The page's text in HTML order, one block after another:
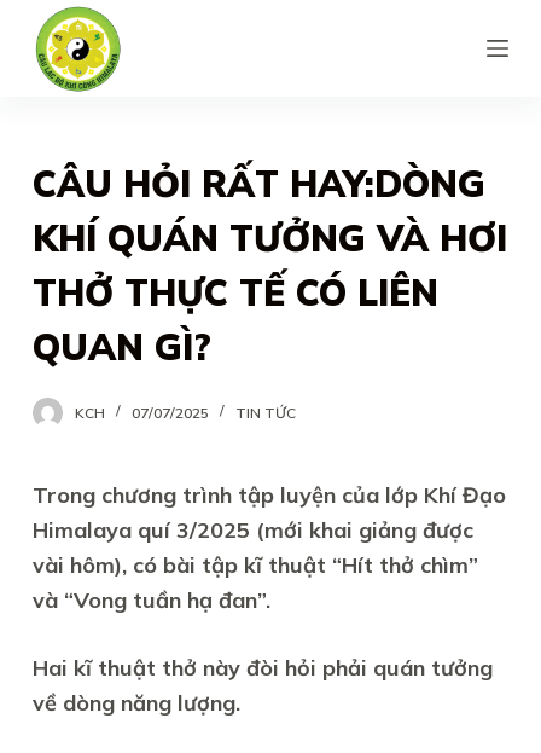
o
n
CÂU HỎI RẤT HAY:DÒNG
KHÍ QUÁN TƯỞNG VÀ HƠI
THỞ THỰC TẾ CÓ LIÊN
QUAN GÌ?
KCH 07/07/2025 TIN TỨC
Trong chương trình tập luyện của lớp Khí Đạo
Himalaya quí 3/2025 (mới khai giảng được
vài hôm), có bài tập kĩ thuật “Hít thở chìm”
và “Vong tuần hạ đan”.
Hai kĩ thuật thở này đòi hỏi phải quán tưởng
về dòng năng lượng.